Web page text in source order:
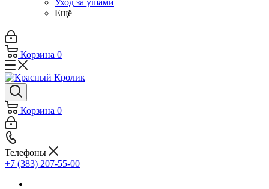
Уход за ушами
Ещё
Корзина 0
Корзина 0
Телефоны
+7 (383) 207-55-00